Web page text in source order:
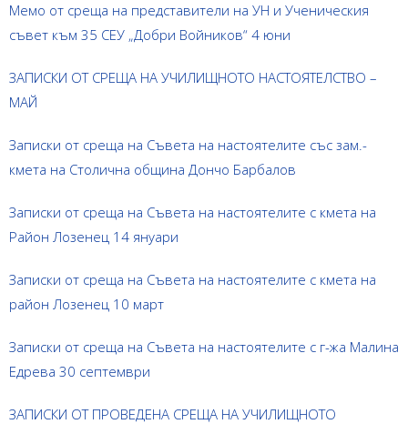
Мемо от среща на представители на УН и Ученическия
съвет към 35 СЕУ „Добри Войников“ 4 юни
ЗАПИСКИ ОТ СРЕЩА НА УЧИЛИЩНОТО НАСТОЯТЕЛСТВО –
МАЙ
Записки от среща на Съвета на настоятелите със зам.-
кмета на Столична община Дончо Барбалов
Записки от среща на Съвета на настоятелите с кмета на
Район Лозенец 14 януари
Записки от среща на Съвета на настоятелите с кмета на
район Лозенец 10 март
Записки от среща на Съвета на настоятелите с г-жа Малина
Едрева 30 септември
ЗАПИСКИ ОТ ПРОВЕДЕНА СРЕЩА НА УЧИЛИЩНОТО